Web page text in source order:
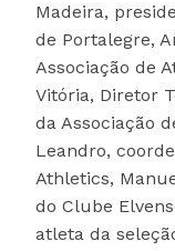
Madeira,
de Portalegre,
Associação de
Vitória, Diretor
da Associação
Leandro,
Athletics,
do Clube
atleta da